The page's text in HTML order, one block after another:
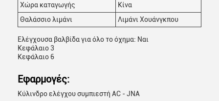
Χώρα καταγωγής
Κίνα
Θαλάσσιο λιμάνι
Λιμάνι Χουάνγκπου
Ελέγχουσα βαλβίδα για όλο το όχημα: Ναι
Κεφάλαιο 3
Κεφάλαιο 6
Εφαρμογές:
Κύλινδρο ελέγχου συμπιεστή AC - JNA